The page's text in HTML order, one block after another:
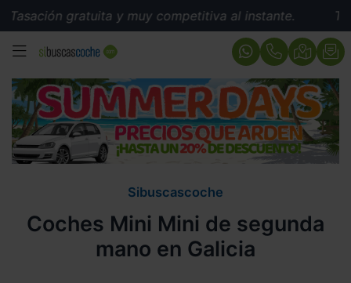
gratuita y muy competitiva al instante. Tasación
MENÚ
Sibuscascoche
Coches Mini Mini de segunda
mano en Galicia